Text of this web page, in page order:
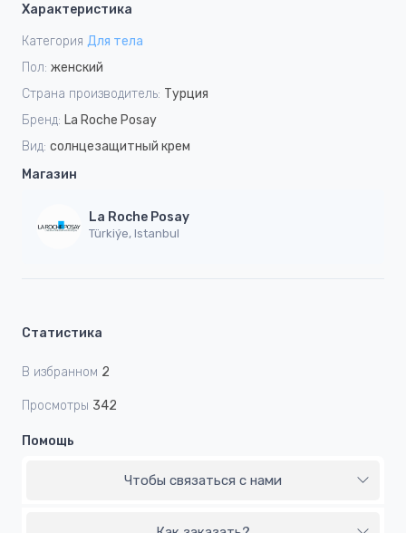
Характеристика
Категория Для тела
Пол: женский
Страна производитель: Турция
Бренд: La Roche Posay
Вид: cолнцезащитный крем
Магазин
La Roche Posay
Türkiýe, Istanbul
Статистика
В избранном 2
Просмотры 342
Помощь
Чтобы связаться с нами